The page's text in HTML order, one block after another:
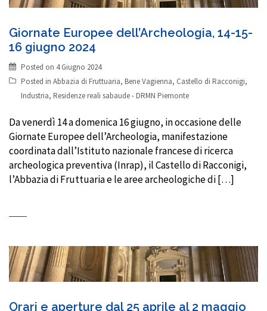
Giornate Europee dell’Archeologia, 14-15-
16 giugno 2024
Posted on 4 Giugno 2024
Posted in Abbazia di Fruttuaria, Bene Vagienna, Castello di Racconigi,
Industria, Residenze reali sabaude - DRMN Piemonte
Da venerdì 14 a domenica 16 giugno, in occasione delle
Giornate Europee dell’Archeologia, manifestazione
coordinata dall’Istituto nazionale francese di ricerca
archeologica preventiva (Inrap), il Castello di Racconigi,
l’Abbazia di Fruttuaria e le aree archeologiche di […]
Orari e aperture dal 25 aprile al 2 maggio